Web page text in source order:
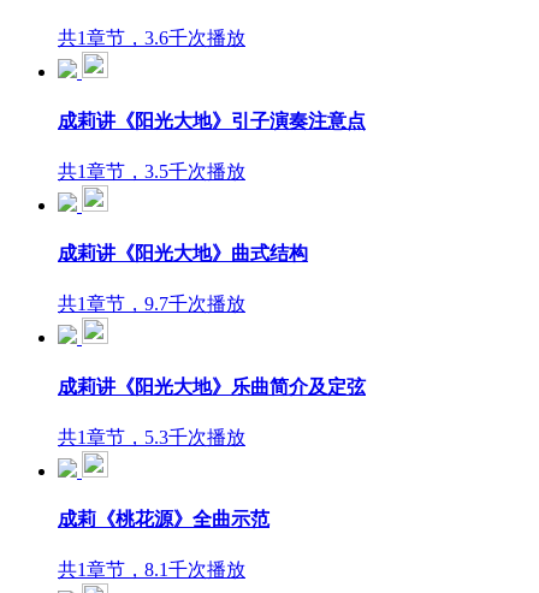
共1章节，3.6千次播放
成莉讲《阳光大地》引子演奏注意点
共1章节，3.5千次播放
成莉讲《阳光大地》曲式结构
共1章节，9.7千次播放
成莉讲《阳光大地》乐曲简介及定弦
共1章节，5.3千次播放
成莉《桃花源》全曲示范
共1章节，8.1千次播放